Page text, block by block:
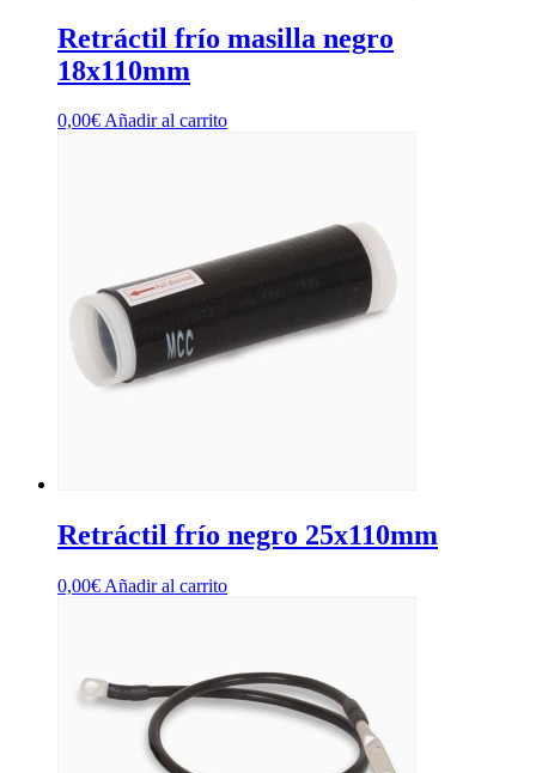
Retráctil frío masilla negro
18x110mm
0,00€Añadir al carrito
Retráctil frío negro 25x110mm
0,00€ Añadir al carrito